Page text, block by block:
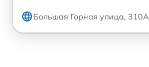
Большая Горная улица, 310А